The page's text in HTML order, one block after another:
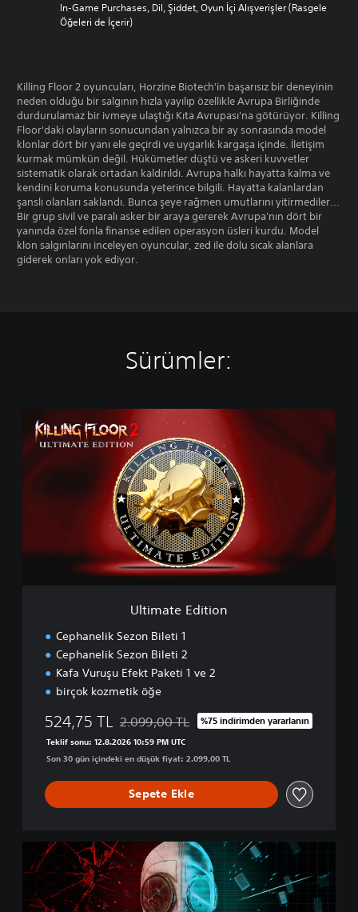
In-Game Purchases, Dil, Şiddet, Oyun İçi Alışverişler (Rasgele
Öğeleri de İçerir)
Killing Floor 2 oyuncuları, Horzine Biotech'in başarısız bir deneyinin
neden olduğu bir salgının hızla yayılıp özellikle Avrupa Birliğinde
durdurulamaz bir ivmeye ulaştığı Kıta Avrupası'na götürüyor. Killing
Floor'daki olayların sonucundan yalnızca bir ay sonrasında model
klonlar dört bir yanı ele geçirdi ve uygarlık kargaşa içinde. İletişim
kurmak mümkün değil. Hükümetler düştü ve askeri kuvvetler
sistematik olarak ortadan kaldırıldı. Avrupa halkı hayatta kalma ve
kendini koruma konusunda yeterince bilgili. Hayatta kalanlardan
şanslı olanları saklandı. Bunca şeye rağmen umutlarını yitirmediler...
Bir grup sivil ve paralı asker bir araya gererek Avrupa'nın dört bir
yanında özel fonla finanse edilen operasyon üsleri kurdu. Model
klon salgınlarını inceleyen oyuncular, zed ile dolu sıcak alanlara
giderek onları yok ediyor.
Sürümler:
d
Ultimate Edition
Cephanelik Sezon Bileti 1
Cephanelik Sezon Bileti 2
Kafa Vuruşu Efekt Paketi 1 ve 2
birçok kozmetik öğe
524,75 TL Orijinal fiyat olan 2.099,00 TL üzerinden
2.099,00 TL %75 indirimden yararlanın
Teklif sonu: 12.8.2026 10:59 PM UTC
Son 30 gün içindeki en düşük fiyat: 2.099,00 TL
Sepete Ekle
D
o
u